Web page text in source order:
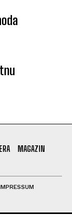
MAGAZIN